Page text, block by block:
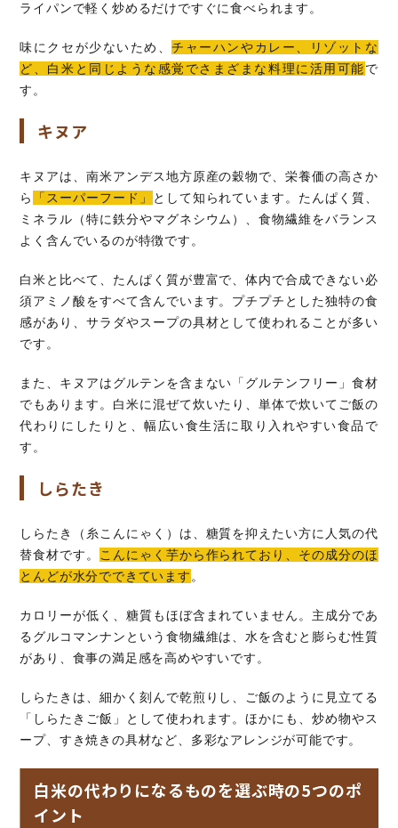
ライパンで軽く炒めるだけですぐに食べられます。
味にクセが少ないため、チャーハンやカレー、リゾットな
ど、白米と同じような感覚でさまざまな料理に活用可能で
す。
キヌア
キヌアは、南米アンデス地方原産の穀物で、栄養価の高さか
ら
「スーパーフード」
として知られています。たんぱく質、
ミネラル（特に鉄分やマグネシウム）、食物繊維をバランス
よく含んでいるのが特徴です。
白米と比べて、たんぱく質が豊富で、体内で合成できない必
須アミノ酸をすべて含んでいます。プチプチとした独特の食
感があり、サラダやスープの具材として使われることが多い
です。
また、キヌアはグルテンを含まない「グルテンフリー」食材
でもあります。白米に混ぜて炊いたり、単体で炊いてご飯の
代わりにしたりと、幅広い食生活に取り入れやすい食品で
す。
しらたき
しらたき（糸こんにゃく）は、糖質を抑えたい方に人気の代
替食材です。 こんにゃく芋から作られており、その成分のほ
とんどが水分でできています。
カロリーが低く、糖質もほぼ含まれていません。主成分であ
るグルコマンナンという食物繊維は、水を含むと膨らむ性質
があり、食事の満足感を高めやすいです。
しらたきは、細かく刻んで乾煎りし、ご飯のように見立てる
「しらたきご飯」として使われます。ほかにも、炒め物やス
ープ、すき焼きの具材など、多彩なアレンジが可能です。
白米の代わりになるものを選ぶ時の5つのポ
イント